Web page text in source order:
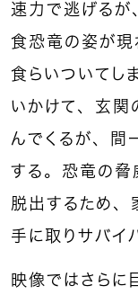
速力で逃げるが
食恐竜の姿が現
食らいついてし
いかけて、玄関
んでくるが、間
する。恐竜の脅
脱出するため、
手に取りサバイ
映像ではさらに